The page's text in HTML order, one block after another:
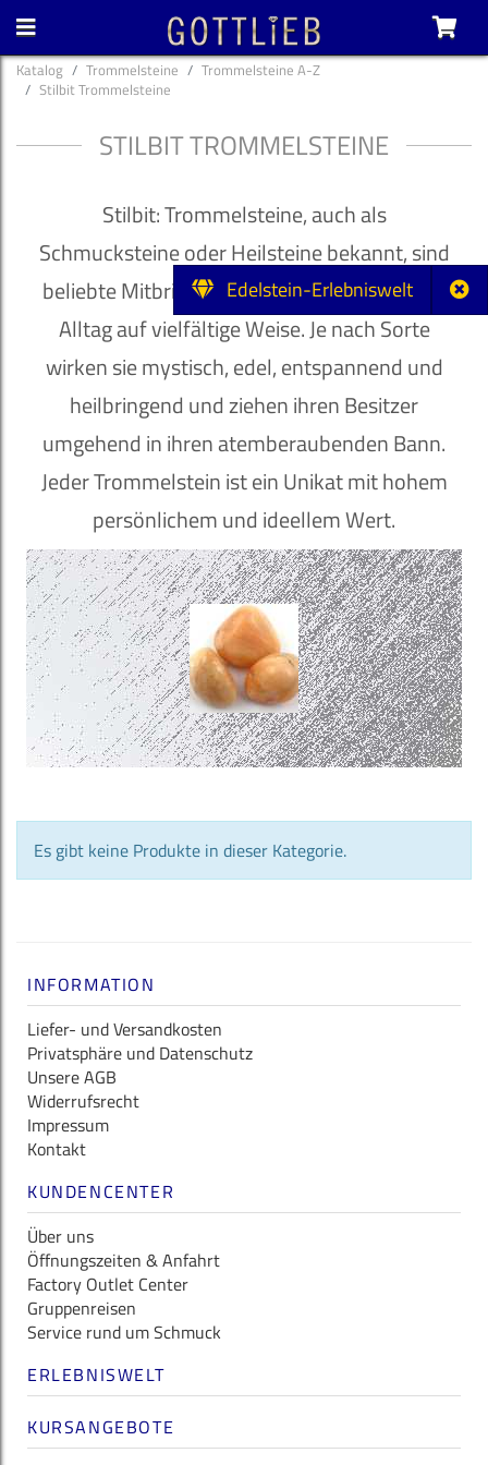
Edelstein-Erlebniswelt
Katalog Trommelsteine
Trommelsteine A-Z
Stilbit Trommelsteine
STILBIT TROMMELSTEINE
Stilbit: Trommelsteine, auch als
Schmucksteine oder Heilsteine bekannt, sind
beliebte Mitbringsel und bereichern unseren
Alltag auf vielfältige Weise. Je nach Sorte
wirken sie mystisch, edel, entspannend und
heilbringend und ziehen ihren Besitzer
umgehend in ihren atemberaubenden Bann.
Jeder Trommelstein ist ein Unikat mit hohem
persönlichem und ideellem Wert.
Es gibt keine Produkte in dieser Kategorie.
INFORMATION
Liefer- und Versandkosten
Privatsphäre und Datenschutz
Unsere AGB
Widerrufsrecht
Impressum
Kontakt
KUNDENCENTER
Über uns
Öffnungszeiten & Anfahrt
Factory Outlet Center
Gruppenreisen
Service rund um Schmuck
ERLEBNISWELT
KURSANGEBOTE